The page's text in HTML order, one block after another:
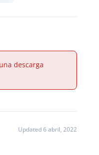
descarga
Updated 6 abril, 2022